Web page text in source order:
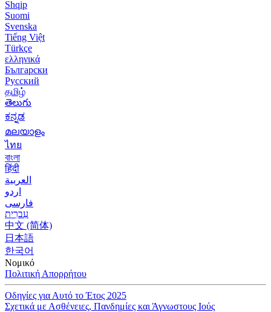
Shqip
Suomi
Svenska
Tiếng Việt
Türkçe
ελληνικά
Български
Русский
தமிழ்
తెలుగు
ಕನ್ನಡ
മലയാളം
ไทย
বাংলা
हिंदी
العربية
اردو
فارسی
עִברִית
中文 (简体)
日本語
한국어
Νομικό
Πολιτική Απορρήτου
Οδηγίες για Αυτό το Έτος 2025
Σχετικά με Ασθένειες, Πανδημίες και Άγνωστους Ιούς